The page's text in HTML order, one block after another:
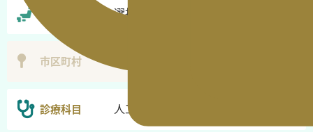
選択なし
市区町村
診療科目 人工透析